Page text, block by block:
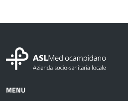
MENU